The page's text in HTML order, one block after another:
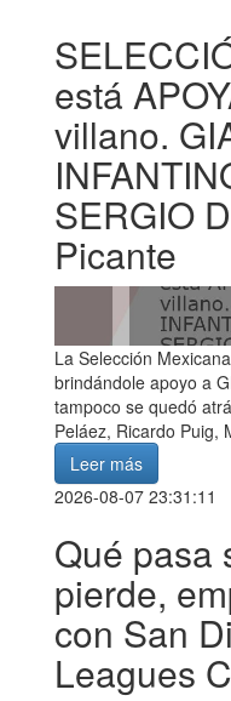
está
villano.
SERGIO
Picante
La Selección
brindándole apoyo a
tampoco se quedó
Peláez, Ricardo Puig,
Leer más
2026-08-07 23:31:11
Qué pasa
pierde,
con San
Leagues